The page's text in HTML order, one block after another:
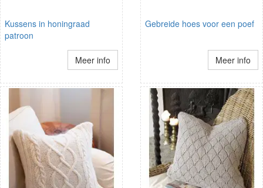
Kussens in honingraad
patroon
Meer info
Gebreide hoes voor een poef
Meer info